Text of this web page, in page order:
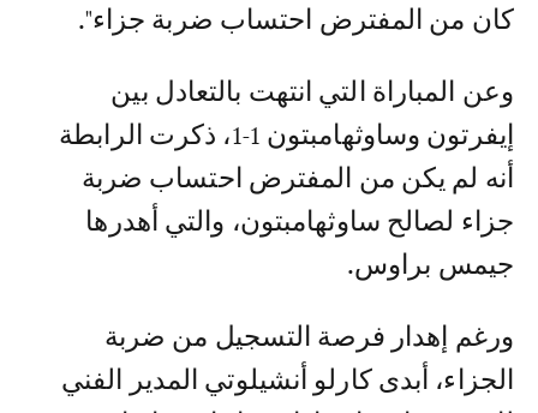
كان من المفترض احتساب ضربة جزاء".
وعن المباراة التي انتهت بالتعادل بين
إيفرتون وساوثهامبتون 1-1، ذكرت الرابطة
أنه لم يكن من المفترض احتساب ضربة
جزاء لصالح ساوثهامبتون، والتي أهدرها
جيمس براوس.
ورغم إهدار فرصة التسجيل من ضربة
الجزاء، أبدى كارلو أنشيلوتي المدير الفني